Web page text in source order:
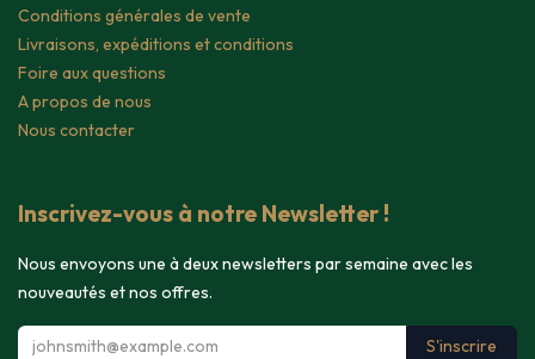
Conditions générales de vente
Livraisons, expéditions et conditions
Foire aux questions
A propos de nous
Nous contacter
Inscrivez-vous à notre Newsletter !
Nous envoyons une à deux newsletters par semaine avec les
nouveautés et nos offres.
S'inscrire